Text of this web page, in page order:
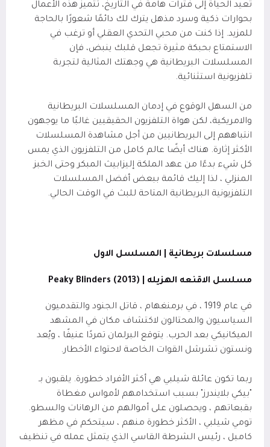
تعيد الحياة إلى فترات هامة في التاريخ، تتميز هذه الأعمال
بحوارات ذكية وسرد مذهل يترك لك دائمًا شعورًا بالحاجة
للمزيد. إذا كنت من محبي التحدي العقلي أو ترغب في
الاستمتاع بحبكة مثيرة تجعل قلبك ينبض، فإن
المسلسلات البريطانية هي وجهتك المثالية لتجربة
تلفزيونية استثنائية.
من السهل الوقوع في إدمان المسلسلات البريطانية
والامريكية، لكن هواة التلفزيون الحقيقيين غالبًا ما يوجهون
انتباههم إلى البريطانيين من أجل مشاهدة المسلسلات
الأكثر إثارة. هناك أيضًا عالم كامل من التلفزيون الذي يمس
كل شيء بدءًا من عهد الملكة إليزابيث المبكر وحتى الخبز
المنزلي ، لذا إليك قائمة ببعض أفضل المسلسلات
التلفزيونية البريطانية المتاحة للبث في الوقت الحالي.
مسلسلات بريطانية | المسلسل الاول
مسلسل الاقنعه الهزيله | (2013) Peaky Blinders
في عام 1919 ، في برمنغهام ، قاتل الجنود والتقدميون
السياسيون والمحتالون لاكتشاف مكان في المشهد
الميكانيكي بعد الحرب. يتوقع البرلمان تمردًا عنيفًا ، ويُعد
ونستون تشرشل القوات الخاصة لاحتواء الأخطار.
ربما تكون عائلة شيلبي هي أكثر الأفراد خطورة. يلقبون بـ
"بيكي بلايندرز" بسبب استخدامهم لأمواس مغطاة
بقبعاتهم ، ويحصلون على أموالهم من الرهانات والسطو.
تومي شيلبي ، الأكثر خطورة منهم ، سيتحكم في مظهر
كامبل ، رئيس الشرطة القاسي الذي يتمثل عمله في تنظيف